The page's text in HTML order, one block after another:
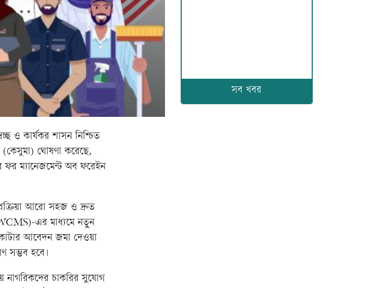
ও কার্যকর শাসন নিশ্চিত
(কেসুমা) ঘোষণা করেছে,
ফর ম্যানেজমেন্ট অব ফরেইন
আরো সহজ ও দ্রুত
এর মাধ্যমে নতুন
আবেদন জমা দেওয়া
সম্ভব হবে।
নাগরিকদের চাকরির সুযোগ
সব খবর